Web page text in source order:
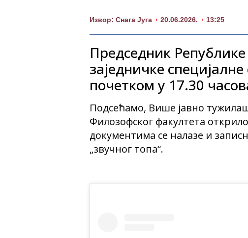
Извор: Снага Југа 20.06.2026. 13:25
Председник
заједничке
почетком у 17.30
Подсећамо, Више јавно
Филозофског факултета
документима се налазе и
„звучног топа“.